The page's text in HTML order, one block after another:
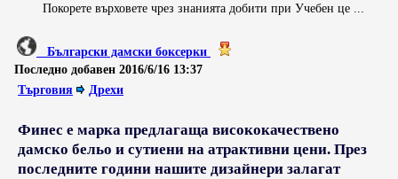
Покорете върховете чрез знанията добити при Учебен це ...
Български дамски боксерки
Последно добавен 2016/6/16 13:37
Търговия
Дрехи
Финес е марка предлагаща висококачествено
дамско бельо и сутиени на атрактивни цени. През
последните години нашите дизайнери залагат